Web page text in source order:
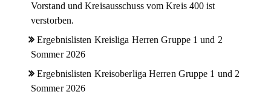
Vorstand und Kreisausschuss vom Kreis 400 ist
verstorben.
Ergebnislisten Kreisliga Herren Gruppe 1 und 2
Sommer 2026
Ergebnislisten Kreisoberliga Herren Gruppe 1 und 2
Sommer 2026